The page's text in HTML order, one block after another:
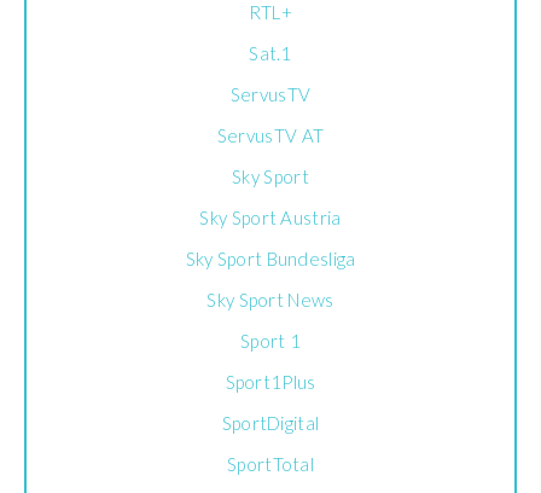
RTL+
Sat.1
ServusTV
ServusTV AT
Sky Sport
Sky Sport Austria
Sky Sport Bundesliga
Sky Sport News
Sport 1
Sport1Plus
SportDigital
SportTotal